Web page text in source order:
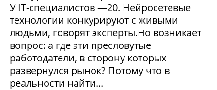
У IT-специалистов —20. Нейросетевые
технологии конкурируют с живыми
людьми, говорят эксперты.Но возникает
вопрос: а где эти пресловутые
работодатели, в сторону которых
развернулся рынок? Потому что в
реальности найти...